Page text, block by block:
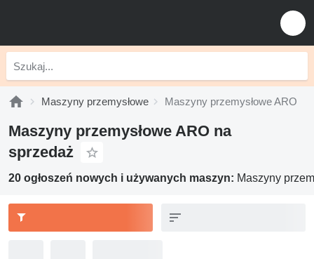
Maszyny przemysłowe Maszyny przemysłowe ARO
Maszyny przemysłowe ARO na
sprzedaż
20 ogłoszeń nowych i używanych maszyn: Maszyny